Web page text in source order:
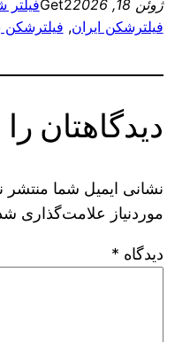
ژوئن 18, 2026 Get2
فیلترشکن ایران, فیلترشکن
دیدگاهتان
نشانی ایمیل شما منتشر
موردنیاز علامت‌گذاری
دیدگاه *